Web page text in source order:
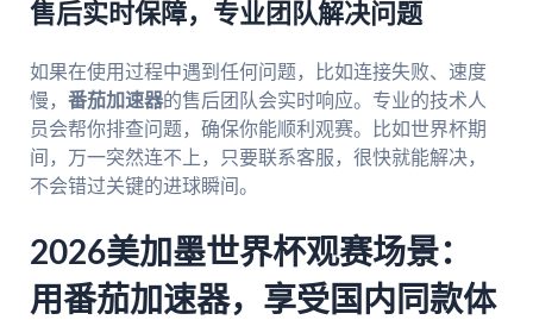
售后实时保障，专业团队解决问题
如果在使用过程中遇到任何问题，比如连接失败、速度
慢， 番茄加速器的售后团队会实时响应。专业的技术人
员会帮你排查问题，确保你能顺利观赛。比如世界杯期
间，万一突然连不上，只要联系客服，很快就能解决，
不会错过关键的进球瞬间。
2026美加墨世界杯观赛场景：
用番茄加速器，享受国内同款体